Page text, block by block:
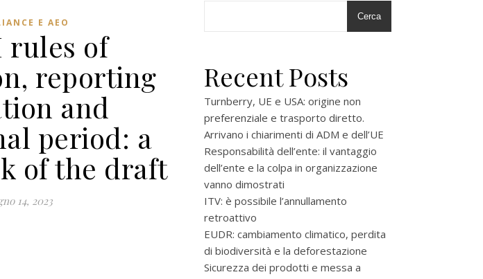
E AEO
rules of
reporting
and
period: a
of the draft
14, 2023
Cerca
Recent Posts
Turnberry, UE e USA: origine non
preferenziale e trasporto diretto.
Arrivano i chiarimenti di ADM e dell’UE
Responsabilità dell’ente: il vantaggio
dell’ente e la colpa in organizzazione
vanno dimostrati
ITV: è possibile l’annullamento
retroattivo
EUDR: cambiamento climatico, perdita
di biodiversità e la deforestazione
Sicurezza dei prodotti e messa a